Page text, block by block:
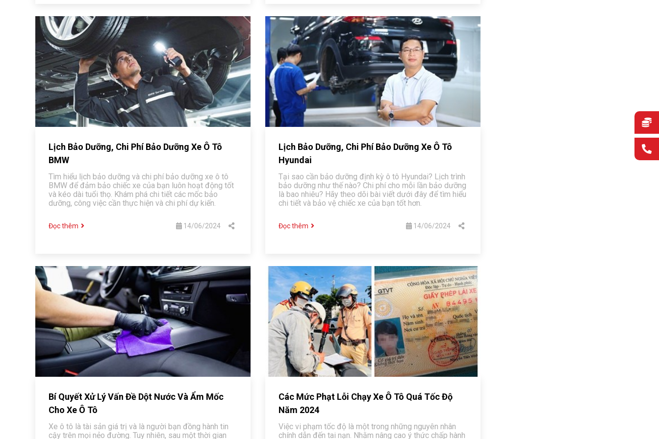
Lịch Bảo Dưỡng, Chi Phí Bảo Dưỡng Xe Ô Tô
BMW
Tìm hiểu lịch bảo dưỡng và chi phí bảo dưỡng xe ô tô
BMW để đảm bảo chiếc xe của bạn luôn hoạt động tốt
và kéo dài tuổi thọ. Khám phá chi tiết các mốc bảo
dưỡng, công việc cần thực hiện và chi phí dự kiến.
Đọc thêm 14/06/2024
Lịch Bảo Dưỡng, Chi Phí Bảo Dưỡng Xe Ô Tô
Hyundai
Tại sao cần bảo dưỡng định kỳ ô tô Hyundai? Lịch trình
bảo dưỡng như thế nào? Chi phí cho mỗi lần bảo dưỡng
là bao nhiêu? Hãy theo dõi bài viết dưới đây để tìm hiểu
chi tiết và bảo vệ chiếc xe của bạn tốt hơn.
Đọc thêm 14/06/2024
Bí Quyết Xử Lý Vấn Đề Dột Nước Và Ẩm Mốc
Cho Xe Ô Tô
Xe ô tô là tài sản giá trị và là người bạn đồng hành tin
cậy trên mọi nẻo đường. Tuy nhiên, sau một thời gian
Các Mức Phạt Lỗi Chạy Xe Ô Tô Quá Tốc Độ
Năm 2024
Việc vi phạm tốc độ là một trong những nguyên nhân
chính dẫn đến tai nạn. Nhằm nâng cao ý thức chấp hành